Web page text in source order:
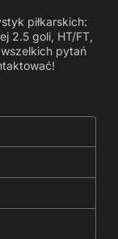
piłkarskich:
2.5 goli, HT/FT,
pytań